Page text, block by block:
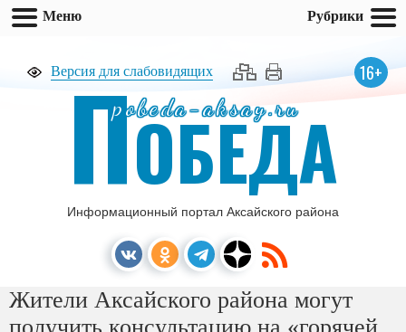
Версия для слабовидящих 16+
pobeda-aksay.ru
ПОБЕДА
Информационный портал Аксайского района
Жители Аксайского района могут
Меню Рубрики